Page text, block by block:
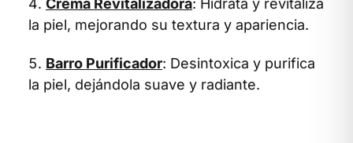
la piel, mejorando su textura y apariencia.
Barro Purificador: Desintoxica y purifica
la piel, dejándola suave y radiante.